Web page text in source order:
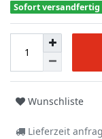
Sofort versandfertig
Wunschliste
Lieferzeit